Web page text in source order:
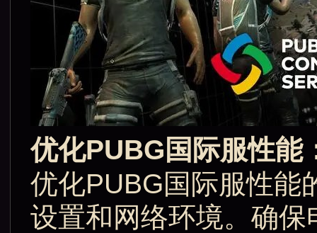
优化PUBG国际服性能
优化PUBG国际服性能
设置和网络环境。确